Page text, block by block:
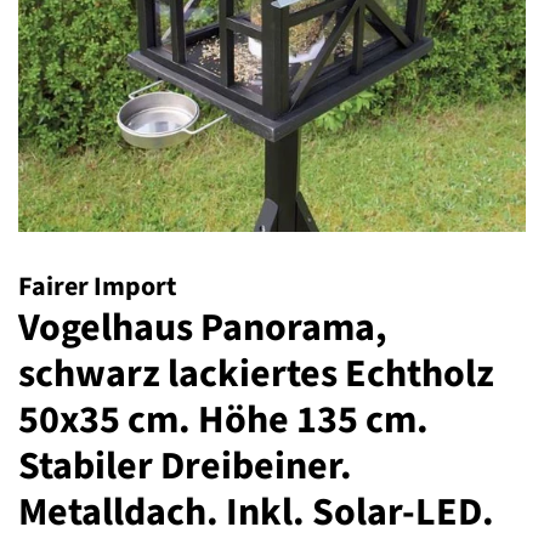
Fairer Import
Vogelhaus Panorama,
schwarz lackiertes Echtholz
50x35 cm. Höhe 135 cm.
Stabiler Dreibeiner.
Metalldach. Inkl. Solar-LED.